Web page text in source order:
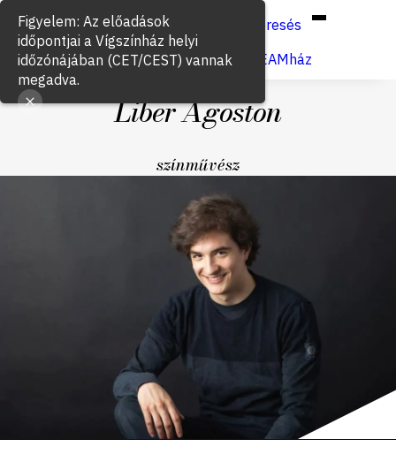
Keresés
Jegyvásárlás
VígSTREAMház
Liber Ágoston
színművész